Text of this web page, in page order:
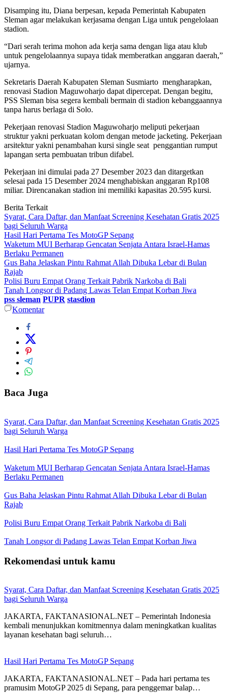
Disamping itu, Diana berpesan, kepada Pemerintah Kabupaten
Sleman agar melakukan kerjasama dengan Liga untuk pengelolaan
stadion.
“Dari serah terima mohon ada kerja sama dengan liga atau klub
untuk pengelolaannya supaya tidak memberatkan anggaran daerah,”
ujarnya.
Sekretaris Daerah Kabupaten Sleman Susmiarto mengharapkan,
renovasi Stadion Maguwoharjo dapat dipercepat. Dengan begitu,
PSS Sleman bisa segera kembali bermain di stadion kebanggaannya
tanpa harus berlaga di Solo.
Pekerjaan renovasi Stadion Maguwoharjo meliputi pekerjaan
struktur yakni perkuatan kolom dengan metode jacketing. Pekerjaan
arsitektur yakni penambahan kursi single seat penggantian rumput
lapangan serta pembuatan tribun difabel.
Pekerjaan ini dimulai pada 27 Desember 2023 dan ditargetkan
selesai pada 15 Desember 2024 menghabiskan anggaran Rp108
miliar. Direncanakan stadion ini memiliki kapasitas 20.595 kursi.
Berita Terkait
Syarat, Cara Daftar, dan Manfaat Screening Kesehatan Gratis 2025
bagi Seluruh Warga
Hasil Hari Pertama Tes MotoGP Sepang
Waketum MUI Berharap Gencatan Senjata Antara Israel-Hamas
Berlaku Permanen
Gus Baha Jelaskan Pintu Rahmat Allah Dibuka Lebar di Bulan
Rajab
Polisi Buru Empat Orang Terkait Pabrik Narkoba di Bali
Tanah Longsor di Padang Lawas Telan Empat Korban Jiwa
pss sleman PUPR stasdion
Komentar
Baca Juga
Syarat, Cara Daftar, dan Manfaat Screening Kesehatan Gratis 2025
bagi Seluruh Warga
Hasil Hari Pertama Tes MotoGP Sepang
Waketum MUI Berharap Gencatan Senjata Antara Israel-Hamas
Berlaku Permanen
Gus Baha Jelaskan Pintu Rahmat Allah Dibuka Lebar di Bulan
Rajab
Polisi Buru Empat Orang Terkait Pabrik Narkoba di Bali
Tanah Longsor di Padang Lawas Telan Empat Korban Jiwa
Rekomendasi untuk kamu
Syarat, Cara Daftar, dan Manfaat Screening Kesehatan Gratis 2025
bagi Seluruh Warga
JAKARTA, FAKTANASIONAL.NET – Pemerintah Indonesia
kembali menunjukkan komitmennya dalam meningkatkan kualitas
layanan kesehatan bagi seluruh…
Hasil Hari Pertama Tes MotoGP Sepang
JAKARTA, FAKTANASIONAL.NET – Pada hari pertama tes
pramusim MotoGP 2025 di Sepang, para penggemar balap…